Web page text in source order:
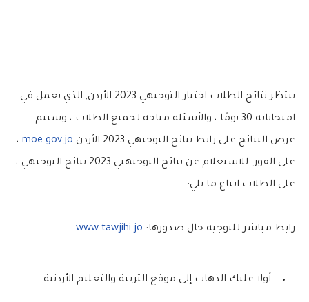
ينتظر نتائج الطلاب اختبار التوجيهي 2023 الأردن, الذي يعمل في
امتحاناته 30 يومًا ، والأسئلة متاحة لجميع الطلاب ، وسيتم
عرض النتائج على رابط نتائج التوجيهي 2023 الأردن
moe.gov.jo ،
على الفور. للاستعلام عن نتائج التوجيهني 2023 نتائج التوجيهي ،
على الطلاب اتباع ما يلي:
رابط مباشر للتوجيه حال صدورها: www.tawjihi.jo
أولا عليك الذهاب إلى موقع التربية والتعليم الأردنية.